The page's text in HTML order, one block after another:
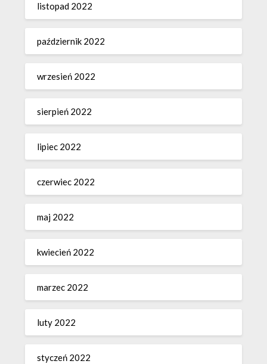
listopad 2022
październik 2022
wrzesień 2022
sierpień 2022
lipiec 2022
czerwiec 2022
maj 2022
kwiecień 2022
marzec 2022
luty 2022
styczeń 2022